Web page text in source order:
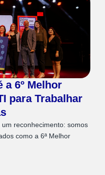
a 6º Melhor
para Trabalhar
reconhecimento: somos
como a 6ª Melhor